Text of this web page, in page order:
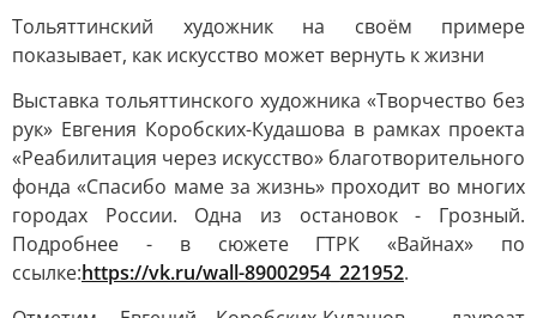
Тольяттинский художник на своём примере
показывает, как искусство может вернуть к жизни
Выставка тольяттинского художника «Творчество без
рук» Евгения Коробских-Кудашова в рамках проекта
«Реабилитация через искусство» благотворительного
фонда «Спасибо маме за жизнь» проходит во многих
городах России. Одна из остановок - Грозный.
Подробнее - в сюжете ГТРК «Вайнах» по
ссылке:https://vk.ru/wall-89002954_221952.